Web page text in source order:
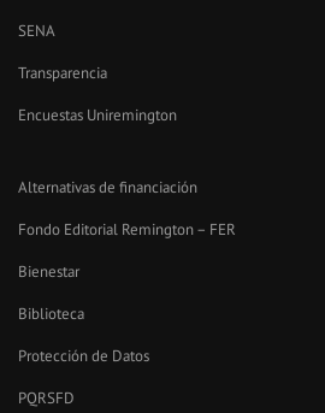
SENA
Transparencia
Encuestas Uniremington
Alternativas de financiación
Fondo Editorial Remington – FER
Bienestar
Biblioteca
Protección de Datos
PQRSFD